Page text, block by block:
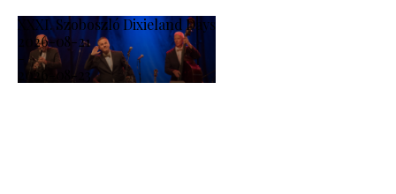
XXXI. Szoboszló Dixieland Days
2026-08-21
-
2026-08-23